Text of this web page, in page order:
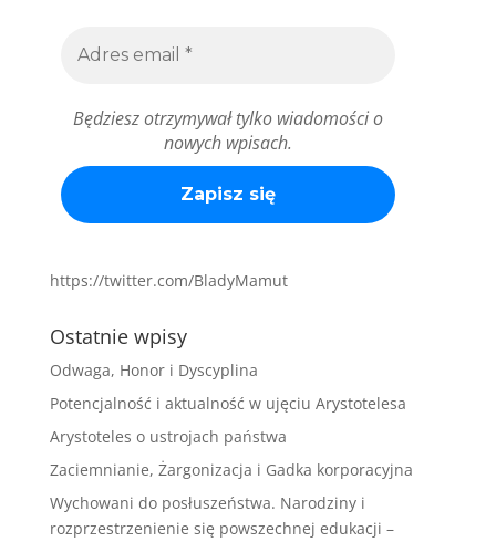
Będziesz otrzymywał tylko wiadomości o
nowych wpisach.
https://twitter.com/BladyMamut
Ostatnie wpisy
Odwaga, Honor i Dyscyplina
Potencjalność i aktualność w ujęciu Arystotelesa
Arystoteles o ustrojach państwa
Zaciemnianie, Żargonizacja i Gadka korporacyjna
Wychowani do posłuszeństwa. Narodziny i
rozprzestrzenienie się powszechnej edukacji –